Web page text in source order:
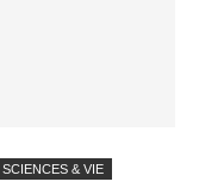
SCIENCES & VIE